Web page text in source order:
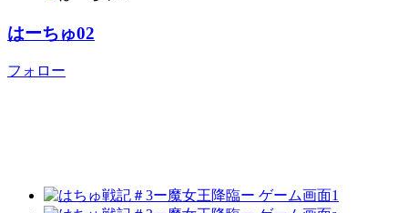
はーちゅ02
フォロー